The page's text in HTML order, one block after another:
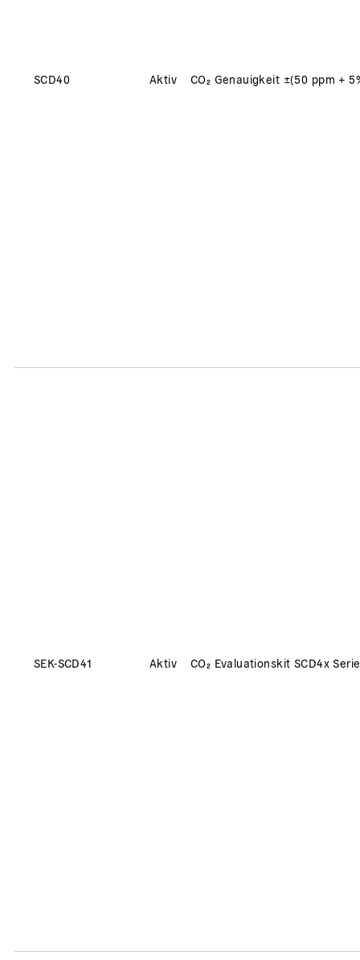
SCD40 Aktiv CO₂ Genauigkeit ±(50 ppm +
SEK-SCD41 Aktiv CO₂ Evaluationskit SCD4x Serie